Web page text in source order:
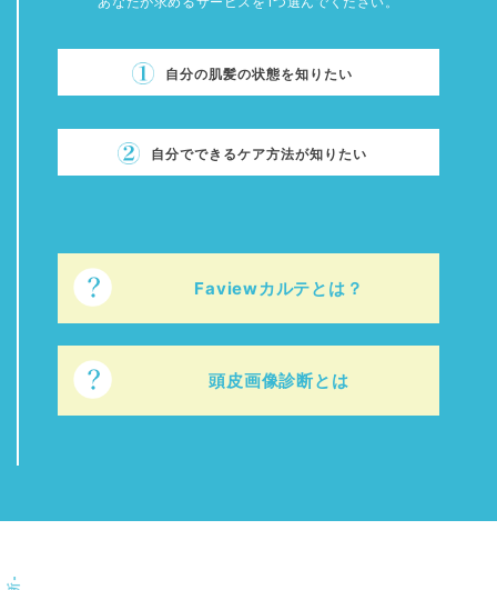
自分の肌髪の状態を知りたい
自分でできるケア方法が知りたい
Faviewカルテとは？
頭皮画像診断とは